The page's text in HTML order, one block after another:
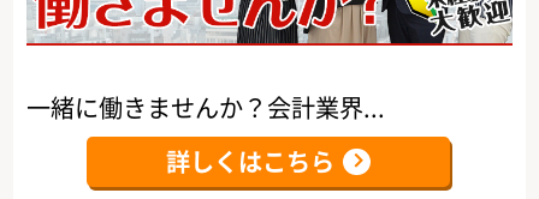
一緒に働きませんか？会計業界...
詳しくはこちら